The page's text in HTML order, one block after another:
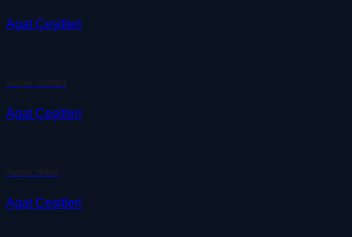
Agat Çeşitleri
Agat Çeşitleri
Agat Çeşitleri